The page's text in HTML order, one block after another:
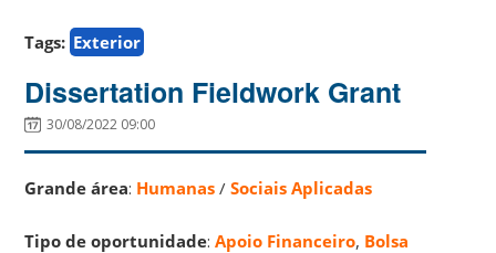
Tags: Exterior
Dissertation Fieldwork Grant
30/08/2022 09:00
Grande área: Humanas /Sociais Aplicadas
Tipo de oportunidade:Apoio Financeiro, Bolsa